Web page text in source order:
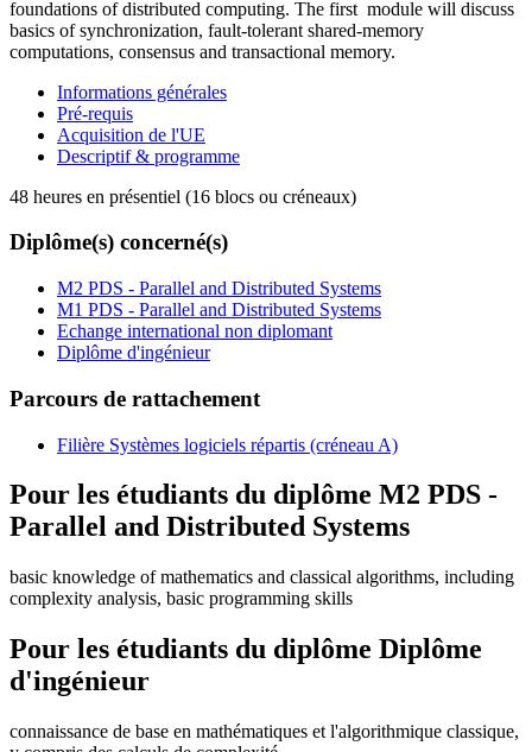
foundations of distributed computing. The first module will discuss
basics of synchronization, fault-tolerant shared-memory
computations, consensus and transactional memory.
Informations générales
Pré-requis
Acquisition de l'UE
Descriptif & programme
48 heures en présentiel (16 blocs ou créneaux)
Diplôme(s) concerné(s)
M2 PDS - Parallel and Distributed Systems
M1 PDS - Parallel and Distributed Systems
Echange international non diplomant
Diplôme d'ingénieur
Parcours de rattachement
Filière Systèmes logiciels répartis (créneau A)
Pour les étudiants du diplôme M2 PDS -
Parallel and Distributed Systems
basic knowledge of mathematics and classical algorithms, including
complexity analysis, basic programming skills
Pour les étudiants du diplôme Diplôme
d'ingénieur
connaissance de base en mathématiques et l'algorithmique classique,